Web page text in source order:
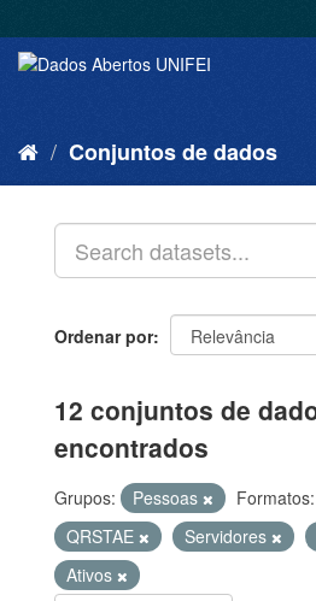
Conjuntos de dados
Ordenar por
12 conjuntos de
encontrados
Grupos: Pessoas Formatos:
QRSTAE
Servidores
Ativos